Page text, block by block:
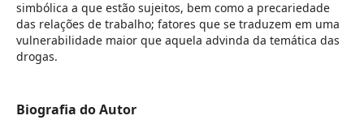
simbólica a que estão sujeitos, bem como a precariedade
das relações de trabalho; fatores que se traduzem em uma
vulnerabilidade maior que aquela advinda da temática das
drogas.
Biografia do Autor